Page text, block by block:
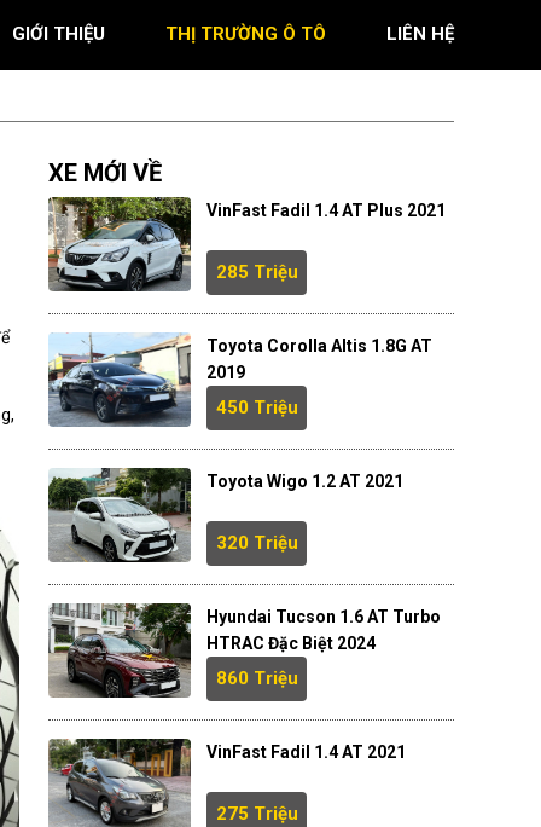
GIỚI THIỆU THỊ TRƯỜNG Ô TÔ LIÊN HỆ
XE MỚI VỀ
VinFast Fadil 1.4 AT Plus 2021
285 Triệu
Toyota Corolla Altis 1.8G AT
2019
450 Triệu
Toyota Wigo 1.2 AT 2021
320 Triệu
Hyundai Tucson 1.6 AT Turbo
HTRAC Đặc Biệt 2024
860 Triệu
VinFast Fadil 1.4 AT 2021
275 Triệu